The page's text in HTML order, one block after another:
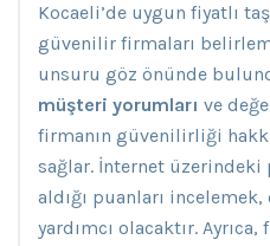
Kocaeli’de uygun fiyatlı
güvenilir firmaları
unsuru göz önünde
müşteri yorumları ve
firmanın güvenilirliği
sağlar. İnternet
aldığı puanları
yardımcı olacaktır. Ayrıca,